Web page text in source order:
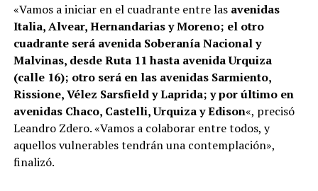
«Vamos a iniciar en el cuadrante entre las avenidas
Italia, Alvear, Hernandarias y Moreno; el otro
cuadrante será avenida Soberanía Nacional y
Malvinas, desde Ruta 11 hasta avenida Urquiza
(calle 16); otro será en las avenidas Sarmiento,
Rissione, Vélez Sarsfield y Laprida; y por último en
avenidas Chaco, Castelli, Urquiza y Edison«, precisó
Leandro Zdero. «Vamos a colaborar entre todos, y
aquellos vulnerables tendrán una contemplación»,
finalizó.